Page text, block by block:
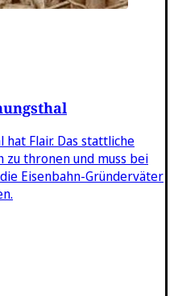
Flair. Das stattliche
zu thronen und muss bei
Eisenbahn-Gründerväter